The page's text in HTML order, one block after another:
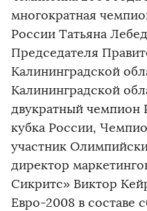
многократная
России Татьяна
Председателя
Калининградской
Калининградской
двукратный чемпион
кубка России,
участник
директор
Сикритс» Виктор
Евро-2008 в составе